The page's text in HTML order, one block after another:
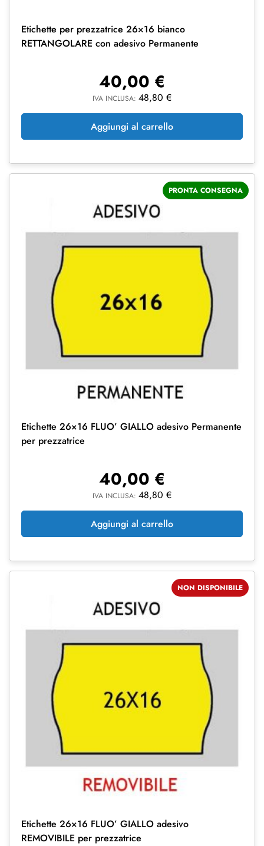
Etichette per prezzatrice 26×16 bianco
RETTANGOLARE con adesivo Permanente
40,00 €
IVA INCLUSA: 48,80 €
Aggiungi al carrello
PRONTA CONSEGNA
Etichette 26×16 FLUO’ GIALLO adesivo Permanente
per prezzatrice
40,00 €
IVA INCLUSA: 48,80 €
Aggiungi al carrello
NON DISPONIBILE
Etichette 26×16 FLUO’ GIALLO adesivo
REMOVIBILE per prezzatrice